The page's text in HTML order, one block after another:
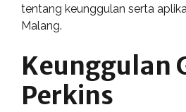
tentang keunggulan serta
Malang.
Keunggulan
Perkins